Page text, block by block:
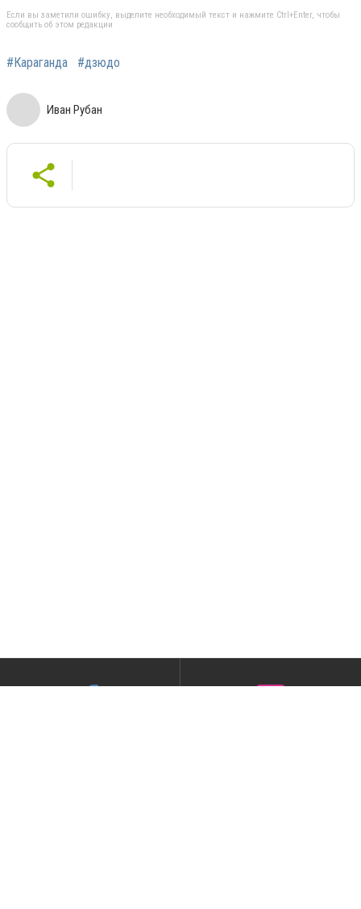
Если вы заметили ошибку, выделите необходимый текст и нажмите Ctrl+Enter, чтобы
сообщить об этом редакции
#Караганда #дзюдо
Иван Рубан